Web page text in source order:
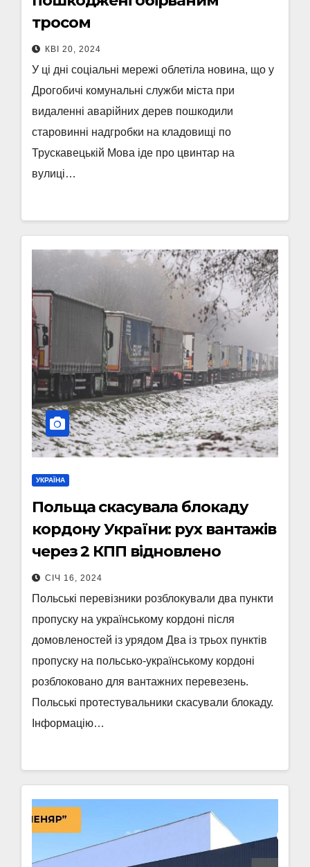
тросом
КВІ 20, 2024
У ці дні соціальні мережі облетіла новина, що у
Дрогобичі комунальні служби міста при
видаленні аварійних дерев пошкодили
старовинні надгробки на кладовищі по
Трускавецькій Мова іде про цвинтар на
вулиці…
УКРАЇНА
Польща скасувала блокаду
кордону України: рух вантажів
через 2 КПП відновлено
СІЧ 16, 2024
Польські перевізники розблокували два пункти
пропуску на українському кордоні після
домовленостей із урядом Два із трьох пунктів
пропуску на польсько-українському кордоні
розблоковано для вантажних перевезень.
Польські протестувальники скасували блокаду.
Інформацію…